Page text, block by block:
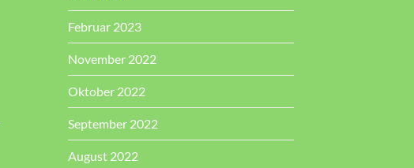
Februar 2023
November 2022
Oktober 2022
September 2022
August 2022